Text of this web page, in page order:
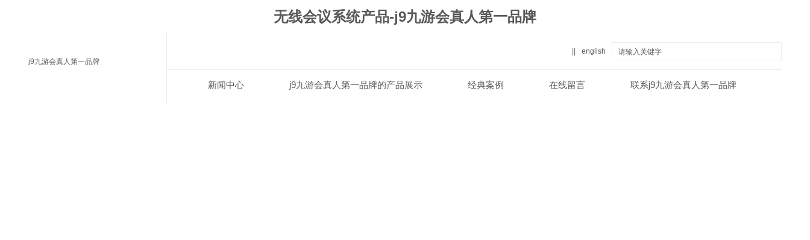
无线会议系统产品-j9九游会真人第一品牌
j9九游会真人第一品牌
english
联系j9九游会真人第一品牌
在线留言
经典案例
j9九游会真人第一品牌的产品展示
新闻中心